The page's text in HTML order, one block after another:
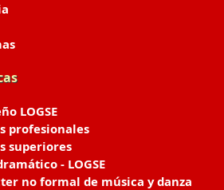
LOGSE
profesionales
superiores
- LOGSE
no formal de música y danza